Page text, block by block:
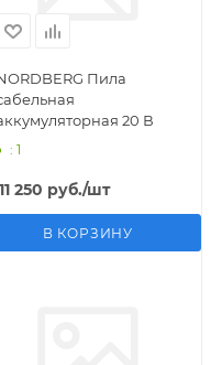
Пила
20 В
: 1
11 250 руб./шт
В КОРЗИНУ